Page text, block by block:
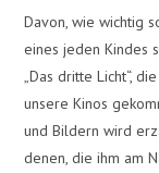
Davon, wie wichtig
eines jeden Kindes
„Das dritte Licht“,
unsere Kinos
und Bildern wird
denen, die ihm am